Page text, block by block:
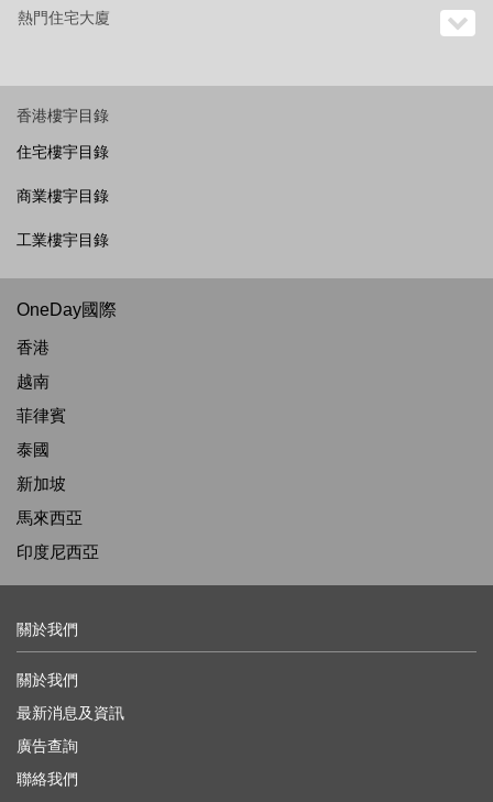
熱門住宅大廈
香港樓宇目錄
住宅樓宇目錄
商業樓宇目錄
工業樓宇目錄
OneDay國際
香港
越南
菲律賓
泰國
新加坡
馬來西亞
印度尼西亞
關於我們
關於我們
最新消息及資訊
廣告查詢
聯絡我們